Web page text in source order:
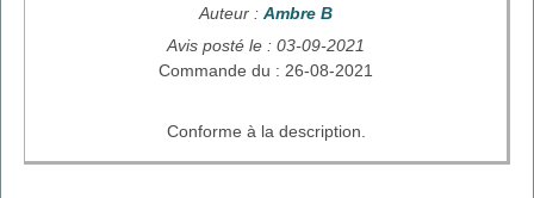
Auteur : Ambre B
Avis posté le : 03-09-2021
Commande du : 26-08-2021
Conforme à la description.